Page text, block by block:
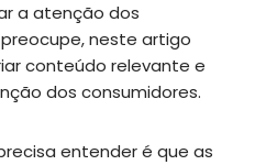
a atenção dos
neste artigo
conteúdo relevante e
dos consumidores.
entender é que as